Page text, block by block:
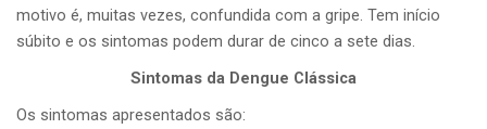
motivo é, muitas vezes, confundida com a gripe. Tem início
súbito e os sintomas podem durar de cinco a sete dias.
Sintomas da Dengue Clássica
Os sintomas apresentados são: